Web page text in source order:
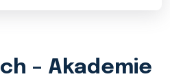
– Akademie